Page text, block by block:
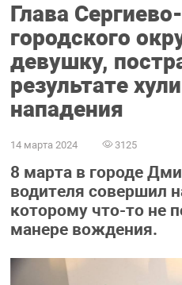
Глава
городского
девушку,
результате
нападения
14 марта 2024 3125
8 марта в городе
водителя совершил
которому что-то не
манере вождения.